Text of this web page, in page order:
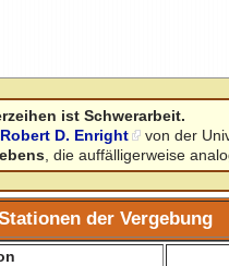
ist Schwerarbeit.
D. Enright
von der
, die auffälligerweise
der Vergebung